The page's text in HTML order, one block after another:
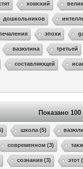
хомский
дошкольников
эпохи
вазюлина третьей
составляющей
Показано
школа (5)
современном (3)
сознания (3) этот